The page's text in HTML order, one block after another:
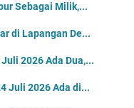
Sebagai Milik,...
di Lapangan De...
2026 Ada Dua,...
Juli 2026 Ada di...